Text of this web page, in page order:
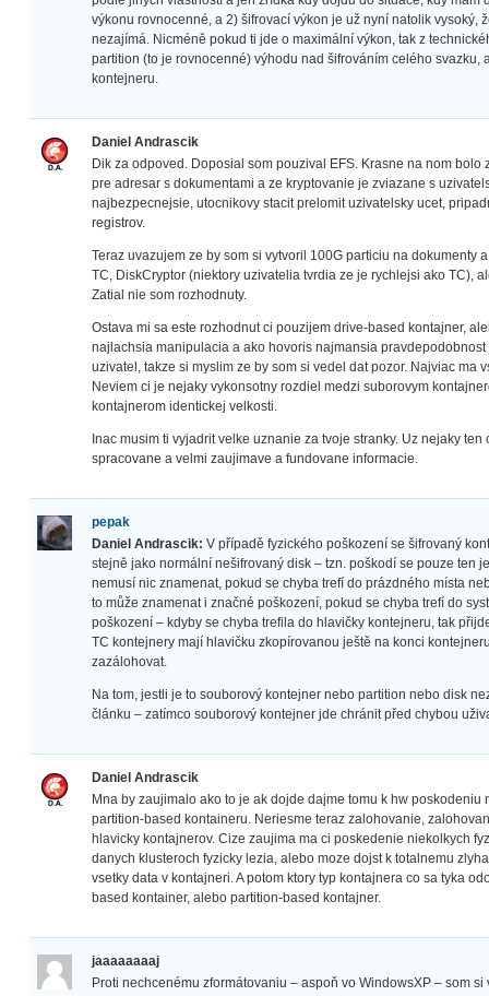
výkonu rovnocenné, a 2) šifrovací výkon je už nyní natolik vysoký,
nezajímá. Nicméně pokud ti jde o maximální výkon, tak z
partition (to je rovnocenné) výhodu nad šifrováním celého svazku,
kontejneru.
Daniel Andrascik
Dik za odpoved. Doposial som pouzival EFS. Krasne na nom
pre adresar s dokumentami a ze kryptovanie je zviazane s
najbezpecnejsie, utocnikovy stacit prelomit uzivatelsky ucet,
registrov.
Teraz uvazujem ze by som si vytvoril 100G particiu na dokumenty
TC, DiskCryptor (niektory uzivatelia tvrdia ze je rychlejsi ako TC),
Zatial nie som rozhodnuty.
Ostava mi sa este rozhodnut ci pouzijem drive-based kontajner,
najlachsia manipulacia a ako hovoris najmansia
uzivatel, takze si myslim ze by som si vedel dat pozor. Najviac ma
Neviem ci je nejaky vykonsotny rozdiel medzi suborovym
kontajnerom identickej velkosti.
Inac musim ti vyjadrit velke uznanie za tvoje stranky. Uz nejaky
spracovane a velmi zaujimave a fundovane informacie.
pepak
Daniel Andrascik: V případě fyzického poškození se šifrovaný
stejně jako normální nešifrovaný disk – tzn. poškodí se pouze ten
nemusí nic znamenat, pokud se chyba trefí do prázdného místa
to může znamenat i značné poškození, pokud se chyba trefí do
poškození – kdyby se chyba trefila do hlavičky kontejneru, tak
TC kontejnery mají hlavičku zkopírovanou ještě na konci
zazálohovat.
Na tom, jestli je to souborový kontejner nebo partition nebo disk
článku – zatímco souborový kontejner jde chránit před chybou
Daniel Andrascik
Mna by zaujimalo ako to je ak dojde dajme tomu k hw
partition-based kontaineru. Neriesme teraz zalohovanie,
hlavicky kontajnerov. Cize zaujima ma ci poskedenie niekolkych
danych klusteroch fyzicky lezia, alebo moze dojst k totalnemu
vsetky data v kontajneri. A potom ktory typ kontajnera co sa tyka
based kontainer, alebo partition-based kontajner.
jaaaaaaaaj
Proti nechcenému zformátovaniu – aspoň vo WindowsXP – som